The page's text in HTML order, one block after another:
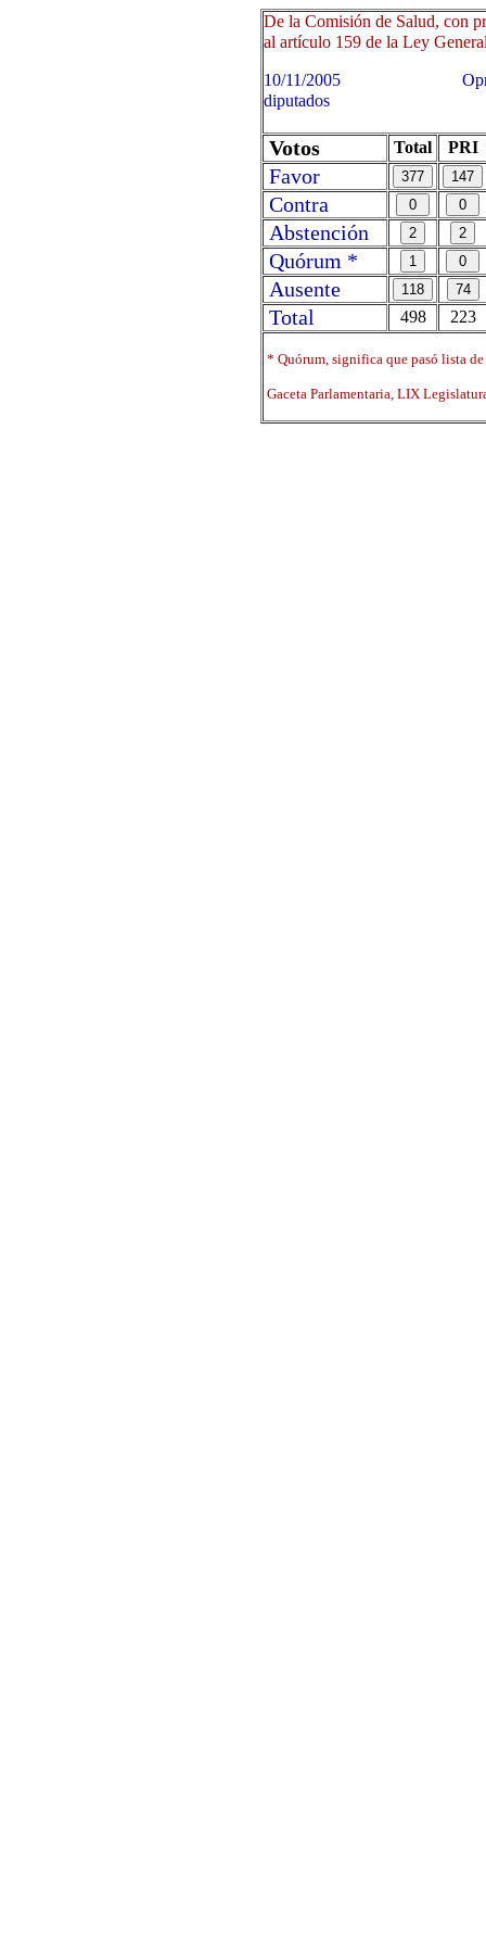
De la Comisión de Salud, con
al artículo 159 de la Ley
10/11/2005 Oprima
diputados
Votos Total PRI
Favor
Contra
Abstención
Quórum *
Ausente
Total
498 223
* Quórum, significa que pasó lista
Gaceta Parlamentaria, LIX